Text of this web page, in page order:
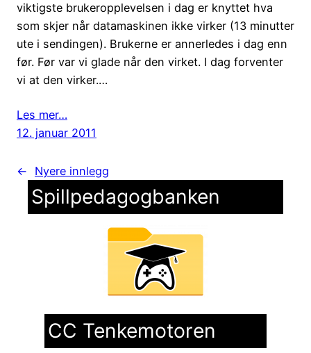
viktigste brukeropplevelsen i dag er knyttet hva
som skjer når datamaskinen ikke virker (13 minutter
ute i sendingen). Brukerne er annerledes i dag enn
før. Før var vi glade når den virket. I dag forventer
vi at den virker.…
Les mer…
12. januar 2011
← Nyere innlegg
Spillpedagogbanken
CC Tenkemotoren